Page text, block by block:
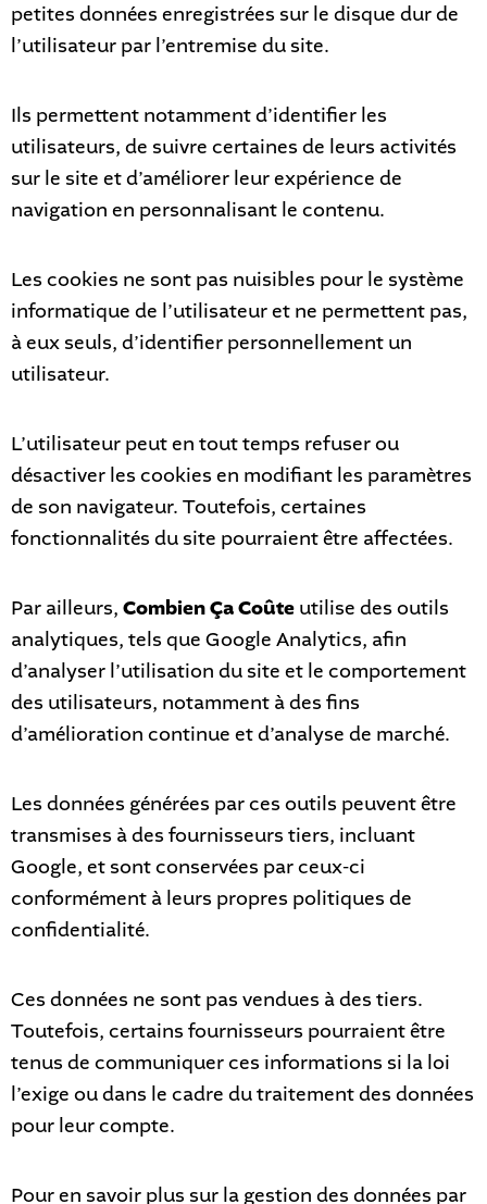
petites données enregistrées sur le disque dur de
l’utilisateur par l’entremise du site.
Ils permettent notamment d’identifier les
utilisateurs, de suivre certaines de leurs activités
sur le site et d’améliorer leur expérience de
navigation en personnalisant le contenu.
Les cookies ne sont pas nuisibles pour le système
informatique de l’utilisateur et ne permettent pas,
à eux seuls, d’identifier personnellement un
utilisateur.
L’utilisateur peut en tout temps refuser ou
désactiver les cookies en modifiant les paramètres
de son navigateur. Toutefois, certaines
fonctionnalités du site pourraient être affectées.
Par ailleurs, Combien Ça Coûte utilise des outils
analytiques, tels que Google Analytics, afin
d’analyser l’utilisation du site et le comportement
des utilisateurs, notamment à des fins
d’amélioration continue et d’analyse de marché.
Les données générées par ces outils peuvent être
transmises à des fournisseurs tiers, incluant
Google, et sont conservées par ceux-ci
conformément à leurs propres politiques de
confidentialité.
Ces données ne sont pas vendues à des tiers.
Toutefois, certains fournisseurs pourraient être
tenus de communiquer ces informations si la loi
l’exige ou dans le cadre du traitement des données
pour leur compte.
Pour en savoir plus sur la gestion des données par